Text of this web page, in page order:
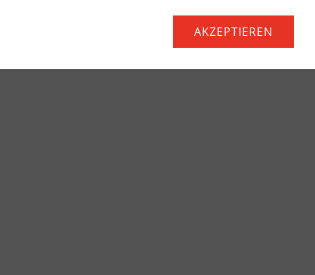
Ab einem Warenwert (Einkauf) von 200,00 Euro
Bei einem Warenwert (Einkauf) unter 200,00 Euro
AKZEPTIEREN